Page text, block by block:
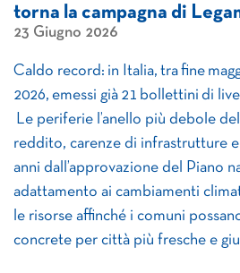
torna la campagna di
23 Giugno 2026
Caldo record: in Italia, tra fine
2026, emessi già 21 bollettini di
Le periferie l’anello più debole
reddito, carenze di infrastrutture
anni dall’approvazione del Piano
adattamento ai cambiamenti
le risorse affinché i comuni
concrete per città più fresche e